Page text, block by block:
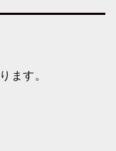
ます。